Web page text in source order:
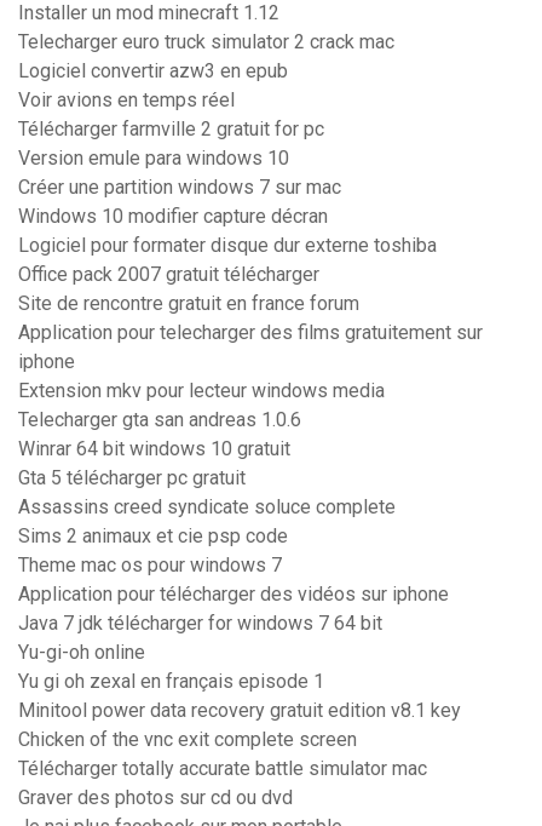
Installer un mod minecraft 1.12
Telecharger euro truck simulator 2 crack mac
Logiciel convertir azw3 en epub
Voir avions en temps réel
Télécharger farmville 2 gratuit for pc
Version emule para windows 10
Créer une partition windows 7 sur mac
Windows 10 modifier capture décran
Logiciel pour formater disque dur externe toshiba
Office pack 2007 gratuit télécharger
Site de rencontre gratuit en france forum
Application pour telecharger des films gratuitement sur
iphone
Extension mkv pour lecteur windows media
Telecharger gta san andreas 1.0.6
Winrar 64 bit windows 10 gratuit
Gta 5 télécharger pc gratuit
Assassins creed syndicate soluce complete
Sims 2 animaux et cie psp code
Theme mac os pour windows 7
Application pour télécharger des vidéos sur iphone
Java 7 jdk télécharger for windows 7 64 bit
Yu-gi-oh online
Yu gi oh zexal en français episode 1
Minitool power data recovery gratuit edition v8.1 key
Chicken of the vnc exit complete screen
Télécharger totally accurate battle simulator mac
Graver des photos sur cd ou dvd